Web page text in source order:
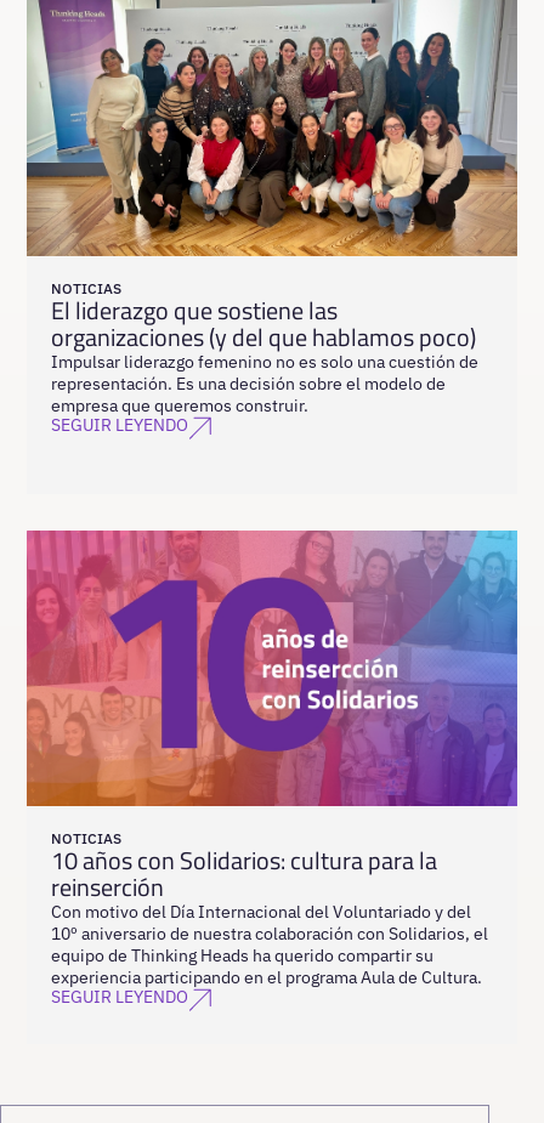
NOTICIAS
El liderazgo que sostiene las
organizaciones (y del que hablamos poco)
Impulsar liderazgo femenino no es solo una cuestión de
representación. Es una decisión sobre el modelo de
empresa que queremos construir.
SEGUIR LEYENDO
NOTICIAS
10 años con Solidarios: cultura para la
reinserción
Con motivo del Día Internacional del Voluntariado y del
10º aniversario de nuestra colaboración con Solidarios, el
equipo de Thinking Heads ha querido compartir su
experiencia participando en el programa Aula de Cultura.
SEGUIR LEYENDO